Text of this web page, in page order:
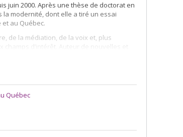
juin 2000. Après une thèse de doctorat en
la modernité, dont elle a tiré un essai
et au Québec.
de la médiation, de la voix et, plus
d’intérêt. Auteur de nouvelles et
des essais parus dans différentes revues
Québec